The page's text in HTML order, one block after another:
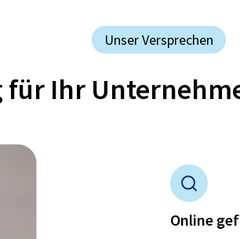
Unser Versprechen
Ihr
Online